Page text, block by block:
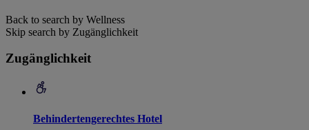
Back to search by Wellness
Skip search by Zugänglichkeit
Zugänglichkeit
Behindertengerechtes Hotel